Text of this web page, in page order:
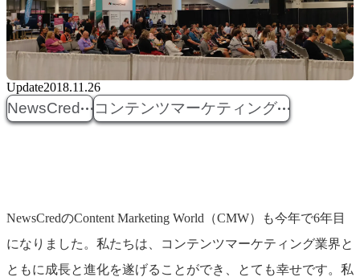
Update2018.11.26
NewsCred コンテンツマーケティング
NewsCredのContent Marketing World（CMW）も今年で6年目
になりました。私たちは、コンテンツマーケティング業界と
ともに成長と進化を遂げることができ、とても幸せです。私